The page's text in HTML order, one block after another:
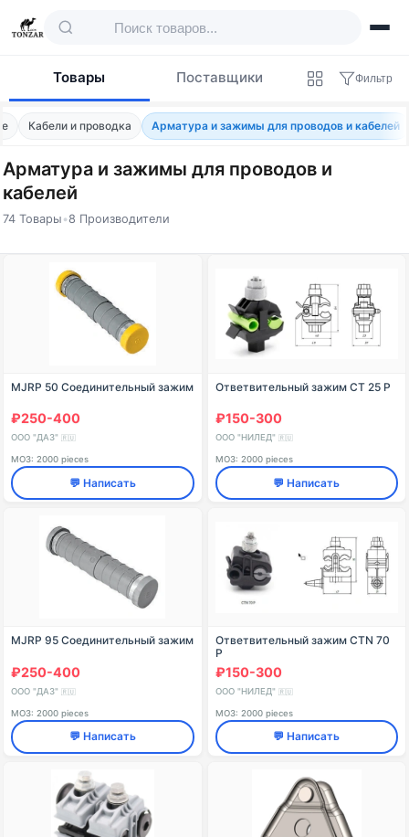
Товары Поставщики Фильтр
Кабели и проводка Арматура и зажимы для проводов и кабелей
Арматура и зажимы для проводов и
кабелей
74 Товары •8 Производители
Товары — Арматура и зажимы для
MJRP 50 Соединительный зажим
₽250-400
ООО "ДАЗ" 🇷🇺
МОЗ: 2000 pieces
💬 Написать
Ответвительный зажим CT 25 P
₽150-300
ООО "НИЛЕД" 🇷🇺
МОЗ: 2000 pieces
💬 Написать
MJRP 95 Соединительный зажим
₽250-400
ООО "ДАЗ" 🇷🇺
МОЗ: 2000 pieces
💬 Написать
Ответвительный зажим CTN 70
P
₽150-300
ООО "НИЛЕД" 🇷🇺
МОЗ: 2000 pieces
💬 Написать